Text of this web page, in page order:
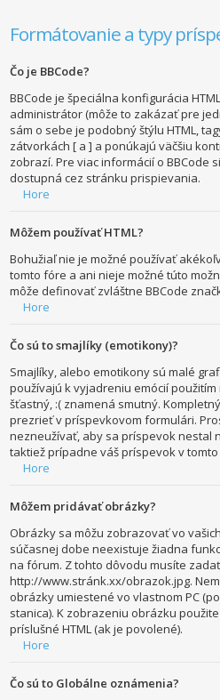
Formátovanie a typy
Čo je BBCode?
BBCode je špeciálna konfigurácia
administrátor (môže to zakázať pre
sám o sebe je podobný štýlu HTML,
zátvorkách [ a ] a ponúkajú väčšiu
zobrazí. Pre viac informácií o BBCode
dostupná cez stránku prispievania.
Hore
Môžem používať HTML?
Bohužiaľ nie je možné používať
tomto fóre a ani nieje možné túto
môže definovať zvláštne BBCode
Hore
Čo sú to smajlíky (emotikony)?
Smajlíky, alebo emotikony sú malé
používajú k vyjadreniu emócií
šťastný, :( znamená smutný.
prezrieť v príspevkovom formulári.
nezneužívať, aby sa príspevok nestal
taktiež prípadne váš príspevok v
Hore
Môžem pridávať obrázky?
Obrázky sa môžu zobrazovať vo
súčasnej dobe neexistuje žiadna
na fórum. Z tohto dôvodu musíte
http://www.stránk.xx/obrazok.jpg.
obrázky umiestené vo vlastnom PC
stanica). K zobrazeniu obrázku
príslušné HTML (ak je povolené).
Hore
Čo sú to Globálne oznámenia?